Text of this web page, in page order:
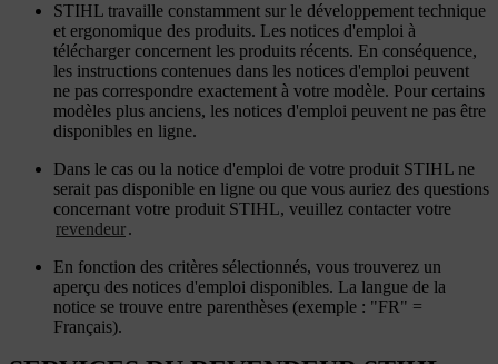
STIHL travaille constamment sur le développement technique
et ergonomique des produits. Les notices d'emploi à
télécharger concernent les produits récents. En conséquence,
les instructions contenues dans les notices d'emploi peuvent
ne pas correspondre exactement à votre modèle. Pour certains
modèles plus anciens, les notices d'emploi peuvent ne pas être
disponibles en ligne.
Dans le cas ou la notice d'emploi de votre produit STIHL ne
serait pas disponible en ligne ou que vous auriez des questions
concernant votre produit STIHL, veuillez contacter votre
revendeur.
En fonction des critères sélectionnés, vous trouverez un
aperçu des notices d'emploi disponibles. La langue de la
notice se trouve entre parenthèses (exemple : "FR" =
Français).